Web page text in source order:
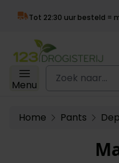
besteld = morgen in huis
Ga naar de inhoud
Menu
Zoek naar...
Home Pants